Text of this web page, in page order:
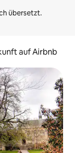
auf Airbnb